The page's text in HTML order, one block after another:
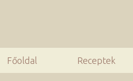
Főoldal Receptek